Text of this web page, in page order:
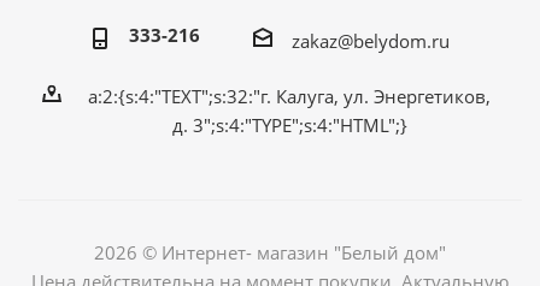
333-216 zakaz@belydom.ru
a:2:{s:4:"TEXT";s:32:"г. Калуга, ул. Энергетиков,
д. 3";s:4:"TYPE";s:4:"HTML";}
2026 © Интернет- магазин "Белый дом"
Цена действительна на момент покупки. Актуальную